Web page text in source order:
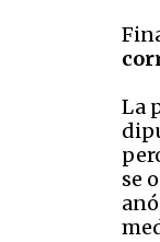
La
se